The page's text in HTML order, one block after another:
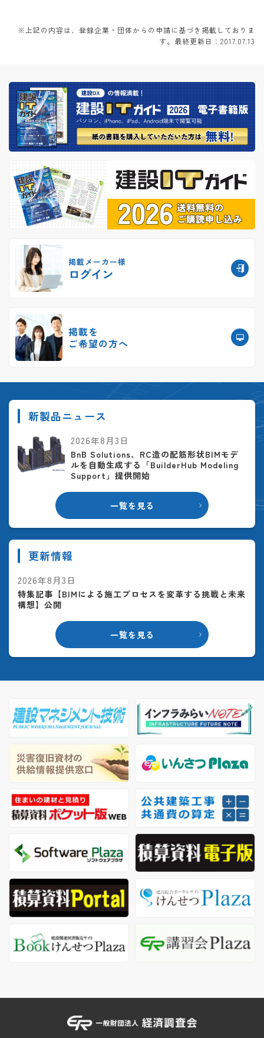
※上記の内容は、登録企業・団体からの申請に基づき掲載しておりま
す。最終更新日：2017.07.13
掲載メーカー様
ログイン
掲載を
ご希望の方へ
新製品ニュース
一覧を見る
2026年8月3日
BnB Solutions、RC造の配筋形状BIMモデ
ルを自動生成する「BuilderHub Modeling
Support」提供開始
更新情報
一覧を見る
2026年8月3日
特集記事【BIMによる施工プロセスを変革する挑戦と未来
構想】公開